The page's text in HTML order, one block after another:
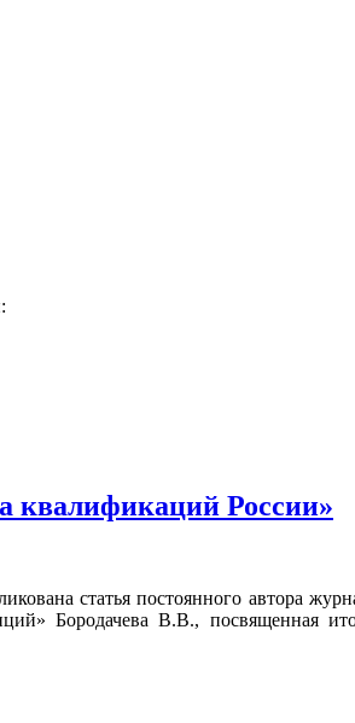
квалификаций России»
статья постоянного автора
Бородачева В.В., посвященная